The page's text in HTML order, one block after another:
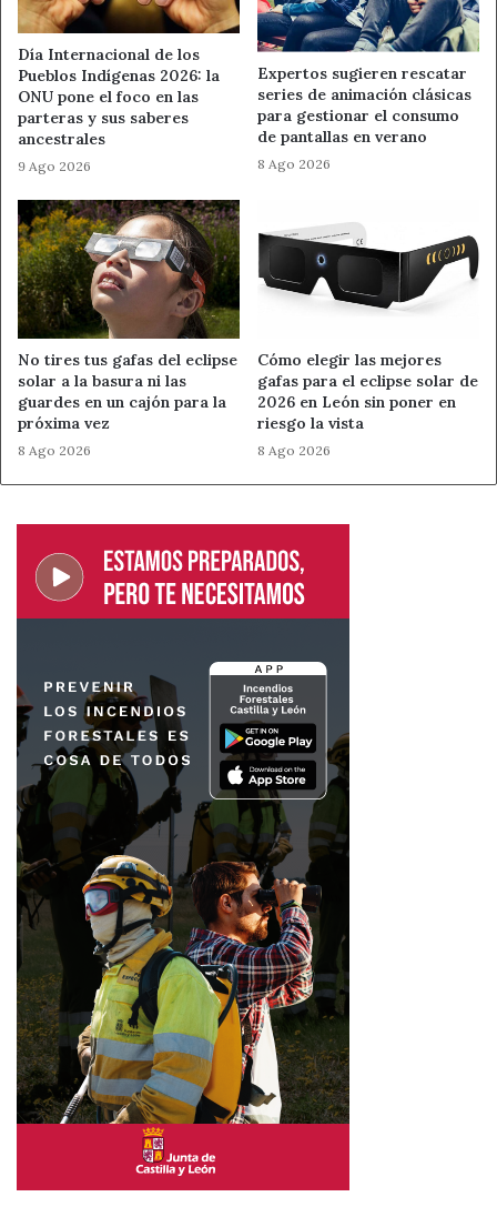
Fuente Ahora León
Ahora León
contenedores quemados León
detenido por incendios
incendio de contenedores en San Andrés del
Rabanedo
Noticias de León Policía Nacional León
Sucesos en León
Día Internacional de los
Pueblos Indígenas 2026: la
ONU pone el foco en las
parteras y sus saberes
ancestrales
9 Ago 2026
Expertos sugieren rescatar
series de animación clásicas
para gestionar el consumo
de pantallas en verano
8 Ago 2026
No tires tus gafas del eclipse
solar a la basura ni las
guardes en un cajón para la
próxima vez
8 Ago 2026
Cómo elegir las mejores
gafas para el eclipse solar de
2026 en León sin poner en
riesgo la vista
8 Ago 2026